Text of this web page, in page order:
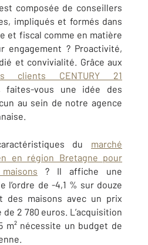
composée de conseillers
impliqués et formés dans
et fiscal comme en matière
engagement ? Proactivité,
et convivialité. Grâce aux
clients CENTURY 21
faites-vous une idée des
au sein de notre agence
du marché
en région Bretagne pour
? Il affiche une
l’ordre de -4,1 % sur douze
des maisons avec un prix
2 780 euros. L’acquisition
m² nécessite un budget de